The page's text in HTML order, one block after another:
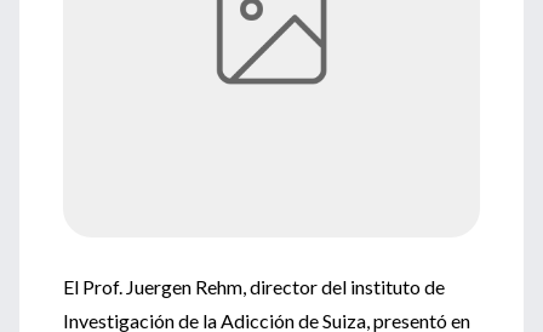
El Prof. Juergen Rehm, director del instituto de
Investigación de la Adicción de Suiza, presentó en